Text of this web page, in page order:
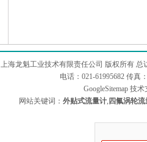
上海龙魁工业技术有限责任公司 版权所有 总
电话：021-61995682 传真
GoogleSitemap技术
网站关键词： 外贴式流量计, 四氟涡轮流